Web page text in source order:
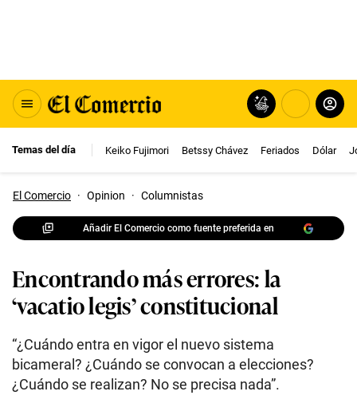
Temas del día Keiko Fujimori Betssy Chávez Feriados Dólar
El Comercio · Opinion · Columnistas
Añadir El Comercio como fuente preferida en
Encontrando más errores: la
‘vacatio legis’ constitucional
“¿Cuándo entra en vigor el nuevo sistema
bicameral? ¿Cuándo se convocan a elecciones?
¿Cuándo se realizan? No se precisa nada”.